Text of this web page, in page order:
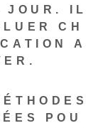
JOUR. IL
CH
A
POU